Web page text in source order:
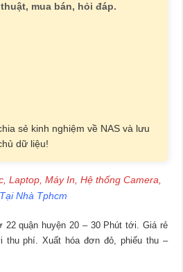
mua bán, hỏi đáp.
sẻ kinh nghiệm về NAS và lưu
dữ liệu!
Laptop, Máy In, Hệ thống Camera,
Tại Nhà Tphcm
22 quận huyện 20 – 30 Phút tới. Giá rẻ
thu phí. Xuất hóa đơn đỏ, phiếu thu –